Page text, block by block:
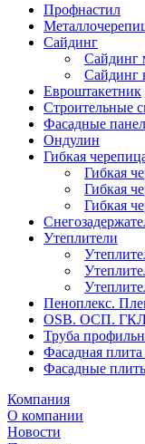
Профнастил
Сайдинг
Сайдинг
Сайдинг
Евроштакетник
Строительные
Фасадные
Ондулин
Гибкая
Гибкая
Гибкая
Гибкая
Утеплители
Пеноплекс.
OSB. ОСП.
Труба
Фасадная
Фасадные
Компания
О компании
Новости